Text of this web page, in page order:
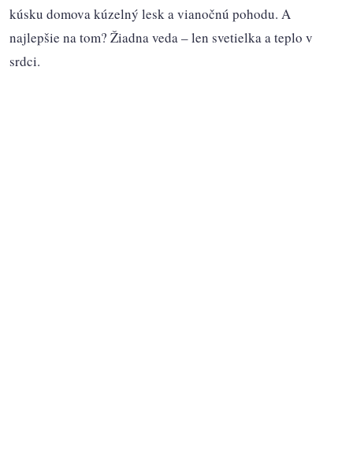
kúsku domova kúzelný lesk a vianočnú pohodu. A
najlepšie na tom? Žiadna veda – len svetielka a teplo v
srdci.